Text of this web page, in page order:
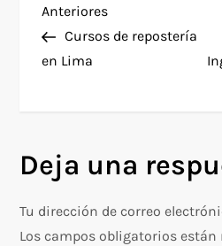
N
a
g
a
Entrada
anterior
Anteriores
Cursos de repostería
en Lima
Deja una
Tu dirección de correo
Los campos obligatorios están